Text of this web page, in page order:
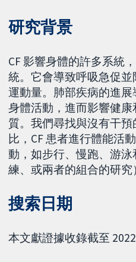
研究背景
CF 影響身體的許多系統
統。它會導致呼吸急促並
運動量。肺部疾病的進
身體活動，進而影響健
質。我們尋找與沒有干
比，CF 患者進行體能活
動，如步行、慢跑、游
練、或兩者的組合的研究
搜索日期
本文獻證據收錄截至 2022